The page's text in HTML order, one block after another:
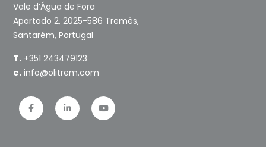
Vale d’Água de Fora
Apartado 2, 2025-586 Tremês,
Santarém, Portugal
T. +351 243479123
e. info@olitrem.com